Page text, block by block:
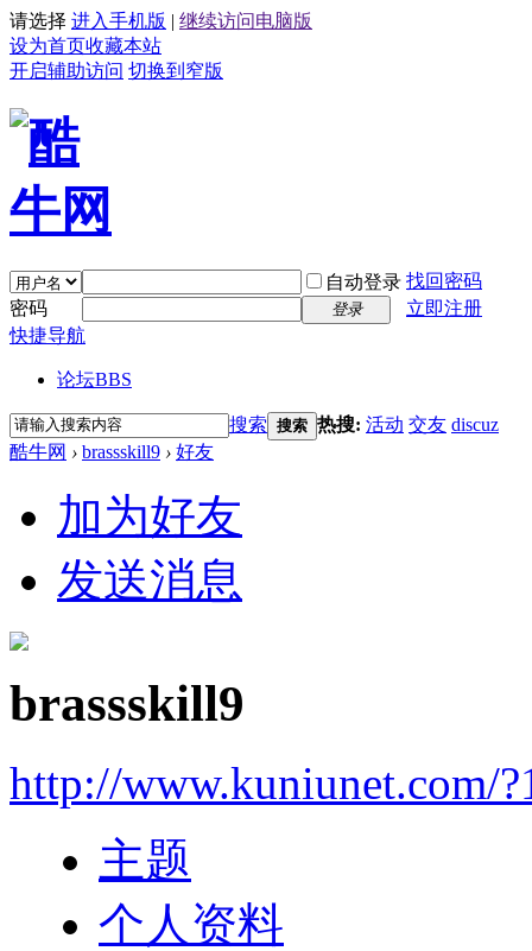
请选择 进入手机版 | 继续访问电脑版
设为首页收藏本站
开启辅助访问 切换到窄版
自动登录 找回密码
密码
登录
立即注册
快捷导航
论坛BBS
搜索 搜索 热搜: 活动 交友 discuz
酷牛网 › brassskill9 › 好友
加为好友
发送消息
brassskill9
http://www.kuniunet.com/
主题
个人资料